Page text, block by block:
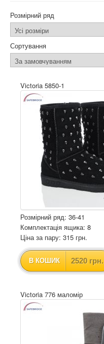
Розмірний ряд
Сортування
Victoria 5850-1
Розмірний ряд: 36-41
Комплектація ящика: 8
Ціна за пару: 315 грн.
В КОШИК 2520 грн.
Victoria 776 маломір